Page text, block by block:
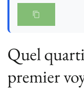
Quel
premier